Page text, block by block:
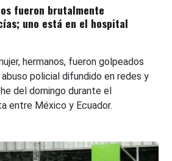
fueron brutalmente
uno está en el hospital
hermanos, fueron golpeados
policial difundido en redes y
del domingo durante el
entre México y Ecuador.